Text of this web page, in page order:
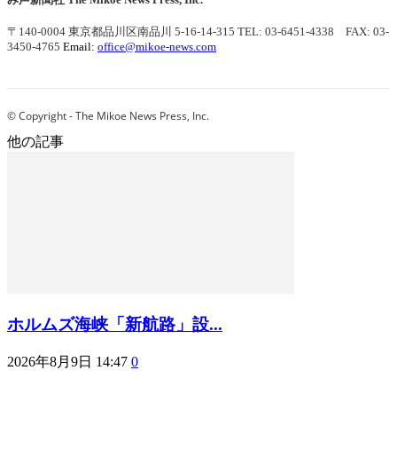
〒140-0004 東京都品川区南品川 5-16-14-315 TEL: 03-6451-4338 FAX: 03-
3450-4765 Email: office@mikoe-news.com
© Copyright - The Mikoe News Press, Inc.
他の記事
ホルムズ海峡「新航路」設...
2026年8月9日 14:47 0